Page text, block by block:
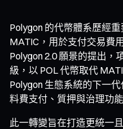
Polygon 的代幣體系歷經
MATIC，用於支付交易費
Polygon 2.0 願景的提出，
級，以 POL 代幣取代
Polygon 生態系統的下一
料費支付、質押與治理功能
此一轉變旨在打造更統一